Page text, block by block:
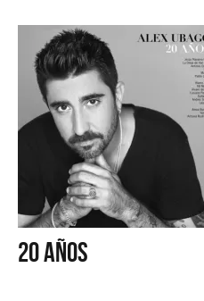
20 AÑOS